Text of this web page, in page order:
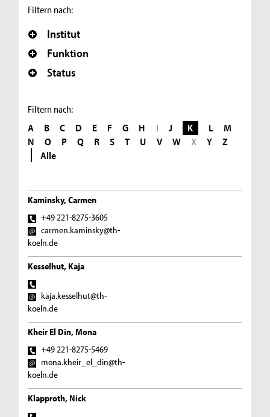
Filtern nach:
Institut
Funktion
Status
Filtern nach:
A B C D E F G H I J K L
M
N
O P Q R S T U V W X Y
Z
Alle
Kaminsky, Carmen
+49 221-8275-3605
carmen.kaminsky@th-
koeln.de
Kesselhut, Kaja
kaja.kesselhut@th-
koeln.de
Kheir El Din, Mona
+49 221-8275-5469
mona.kheir_el_din@th-
koeln.de
Klapproth, Nick